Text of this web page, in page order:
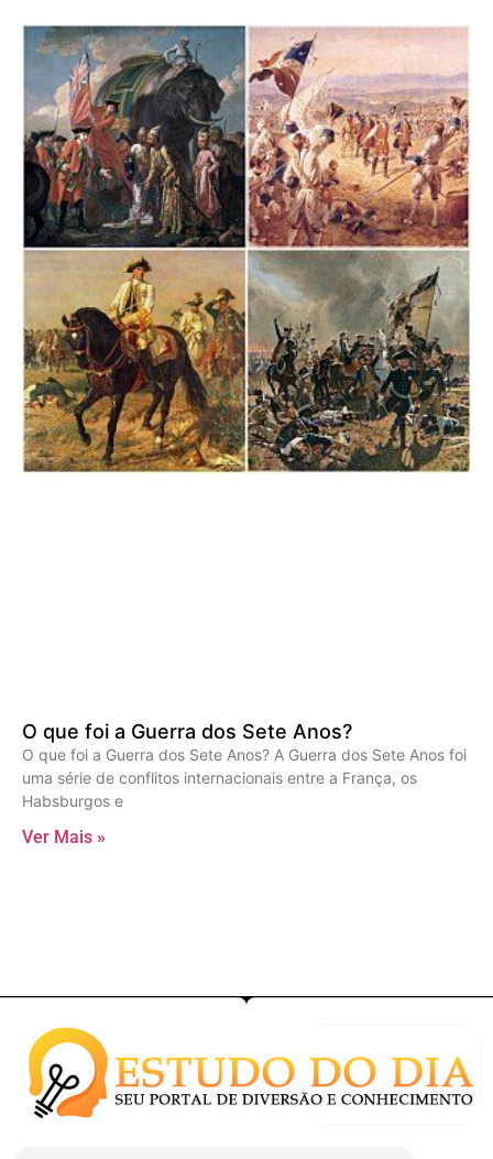
O que foi a Guerra dos Sete Anos?
O que foi a Guerra dos Sete Anos? A Guerra dos Sete Anos foi
uma série de conflitos internacionais entre a França, os
Habsburgos e
Ver Mais »